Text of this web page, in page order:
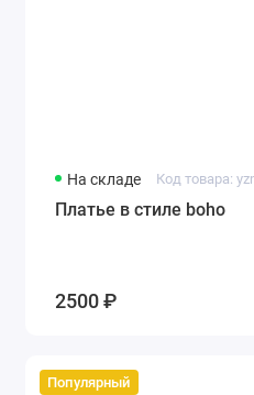
На складе Код товара:
Платье в стиле boho
2500 ₽
Популярный